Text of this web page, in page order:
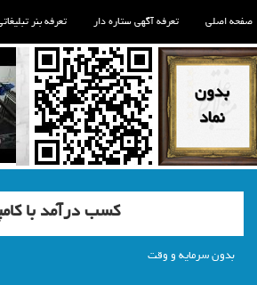
صفحه اصلی تعرفه آگهی ستاره دار تعرفه بنر
کسب درآمد با
بدون سرمایه و وقت